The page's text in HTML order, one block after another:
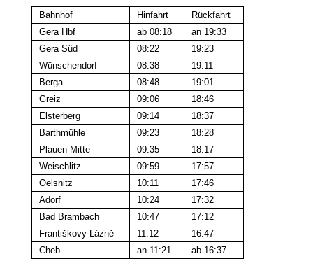
Bahnhof
Hinfahrt
Rückfahrt
Gera Hbf
ab 08:18
an 19:33
Gera Süd
08:22
19:23
Wünschendorf
08:38
19:11
Berga
08:48
19:01
Greiz
09:06
18:46
Elsterberg
09:14
18:37
Barthmühle
09:23
18:28
Plauen Mitte
09:35
18:17
Weischlitz
09:59
17:57
Oelsnitz
10:11
17:46
Adorf
10:24
17:32
Bad Brambach
10:47
17:12
Františkovy Lázně
11:12
16:47
Cheb
an 11:21 ab 16:37